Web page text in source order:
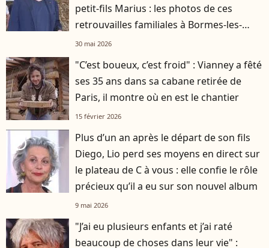
petit-fils Marius : les photos de ces
retrouvailles familiales à Bormes-les-
Mimosas
30 mai 2026
"C’est boueux, c’est froid" : Vianney a fêté
ses 35 ans dans sa cabane retirée de
Paris, il montre où en est le chantier
15 février 2026
player2
Plus d’un an après le départ de son fils
Diego, Lio perd ses moyens en direct sur
le plateau de C à vous : elle confie le rôle
précieux qu’il a eu sur son nouvel album
9 mai 2026
"J’ai eu plusieurs enfants et j’ai raté
beaucoup de choses dans leur vie" :